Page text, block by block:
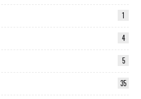
1
4
5
35